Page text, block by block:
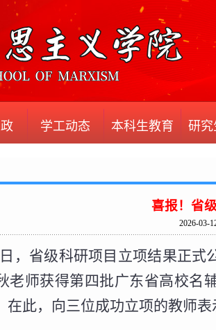
学工动态 本科生教育 研究
喜报！省
2026-03-
，省级科研项目立项结果正式
老师获得第四批广东省高校名
在此，向三位成功立项的教师表